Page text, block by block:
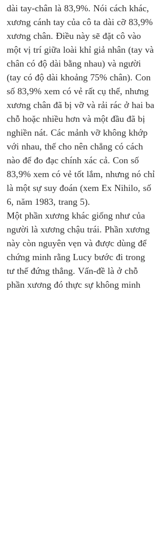
dài tay-chân là 83,9%. Nói cách khác,
xương cánh tay của cô ta dài cỡ 83,9%
xương chân. Điều này sẽ đặt cô vào
một vị trí giữa loài khỉ giả nhân (tay và
chân có độ dài bằng nhau) và người
(tay có độ dài khoảng 75% chân). Con
số 83,9% xem có vẻ rất cụ thể, nhưng
xương chân đã bị vỡ và rải rác ở hai ba
chỗ hoặc nhiều hơn và một đầu đã bị
nghiền nát. Các mảnh vỡ không khớp
với nhau, thế cho nên chẳng có cách
nào để đo đạc chính xác cả. Con số
83,9% xem có vẻ tốt lắm, nhưng nó chỉ
là một sự suy đoán (xem Ex Nihilo, số
6, năm 1983, trang 5).
Một phần xương khác giống như của
người là xương chậu trái. Phần xương
này còn nguyên vẹn và được dùng để
chứng minh rằng Lucy bước đi trong
tư thế đứng thẳng. Vấn-đề là ở chỗ
phần xương đó thực sự không minh